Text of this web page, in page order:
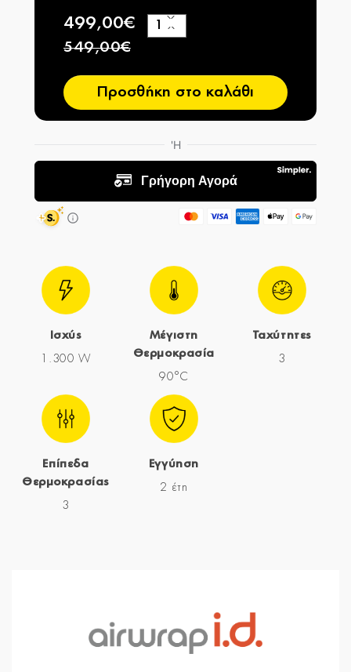
499,00€
549,00€
−
+
Προσθήκη στο καλάθι
Ισχύς
1.300 W
Μέγιστη
Θερμοκρασία
90°C
Ταχύτητες
3
Επίπεδα
Θερμοκρασίας
3
Εγγύηση
2 έτη